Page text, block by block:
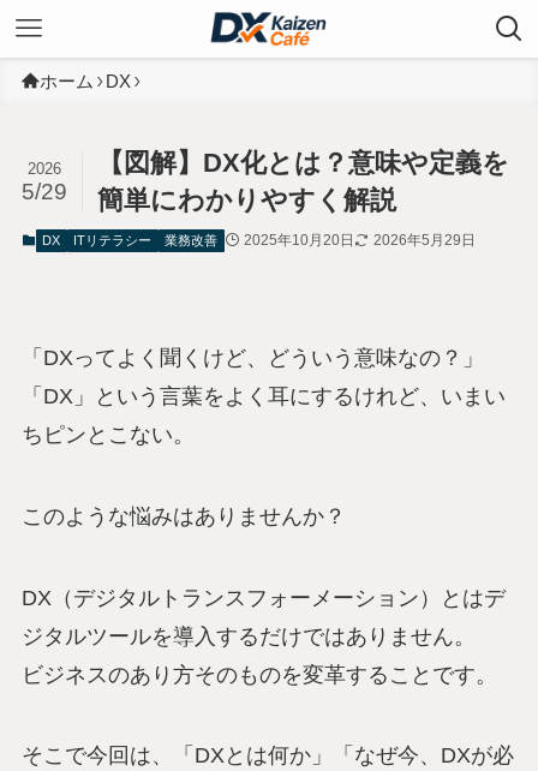
ホーム DX
【図解】DX化とは？意味や定義を
簡単にわかりやすく解説
2026
5/29
DX ITリテラシー 業務改善 2025年10月20日 2026年5月29日
「DXってよく聞くけど、どういう意味なの？」
「DX」という言葉をよく耳にするけれど、いまい
ちピンとこない。
このような悩みはありませんか？
DX（デジタルトランスフォーメーション）とはデ
ジタルツールを導入するだけではありません。
ビジネスのあり方そのものを変革することです。
そこで今回は、「DXとは何か」「なぜ今、DXが必